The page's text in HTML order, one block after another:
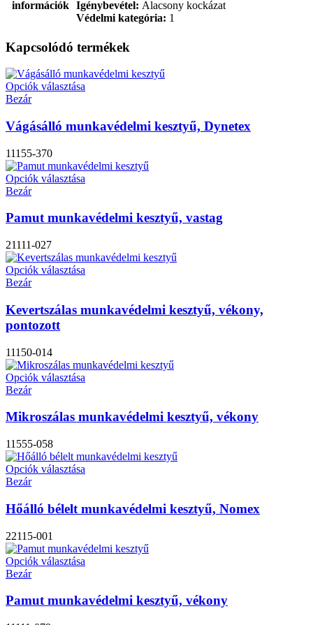
információk Igénybevétel: Alacsony kockázat
Védelmi kategória: 1
Kapcsolódó termékek
Opciók választása
Bezár
Vágásálló munkavédelmi kesztyű, Dynetex
11155-370
Opciók választása
Bezár
Pamut munkavédelmi kesztyű, vastag
21111-027
Opciók választása
Bezár
Kevertszálas munkavédelmi kesztyű, vékony,
pontozott
11150-014
Opciók választása
Bezár
Mikroszálas munkavédelmi kesztyű, vékony
11555-058
Opciók választása
Bezár
Hőálló bélelt munkavédelmi kesztyű, Nomex
22115-001
Opciók választása
Bezár
Pamut munkavédelmi kesztyű, vékony